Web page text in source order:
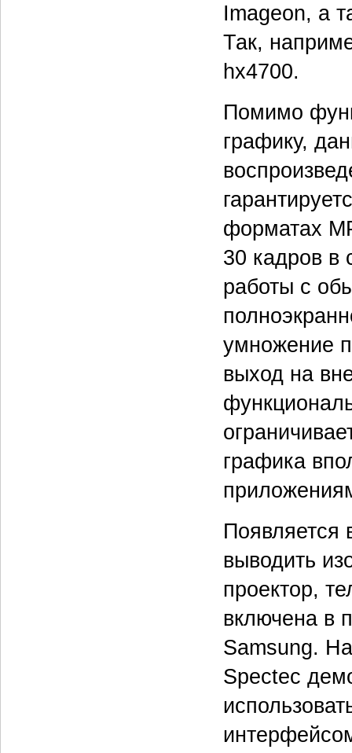
Imageon, а
Так,
hx4700.
Помимо
графику,
форматах
30 кадров в
работы с
умножение
выход на
графика
Появляется
выводить
проектор,
включена в
Samsung.
Spectec